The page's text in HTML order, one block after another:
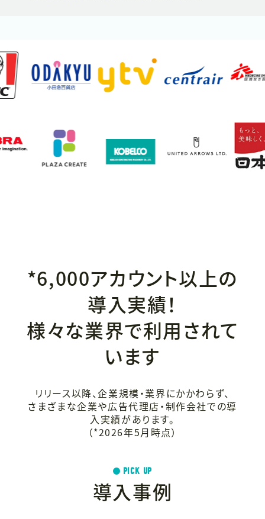
*6,000アカウント以上の
導入実績！
様々な業界で利用されて
います
リリース以降、企業規模・業界にかかわらず、
さまざまな企業や広告代理店・制作会社での導
入実績があります。
（*2026年5月時点）
PICK UP
導入事例